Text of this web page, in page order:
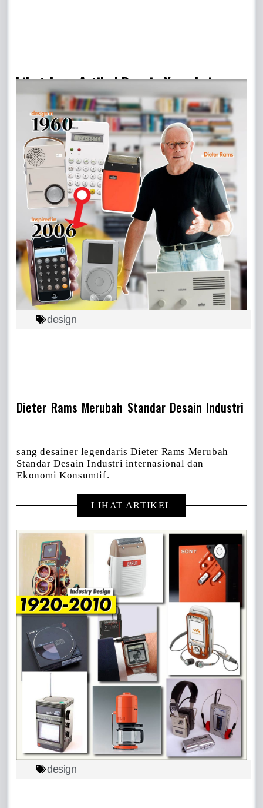
Lihat Juga Artikel Desain Yang Lain
design
Dieter Rams Merubah Standar Desain Industri
sang desainer legendaris Dieter Rams Merubah
Standar Desain Industri internasional dan
Ekonomi Konsumtif.
LIHAT ARTIKEL
design